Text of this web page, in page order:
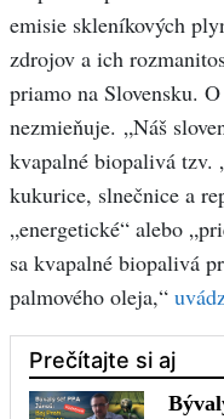
emisie skleníkových
zdrojov a ich
priamo na Slovensku.
nezmieňuje. „Náš
kvapalné biopalivá tzv.
kukurice, slnečnice a
„energetické“ alebo
sa kvapalné biopalivá
palmového oleja,“